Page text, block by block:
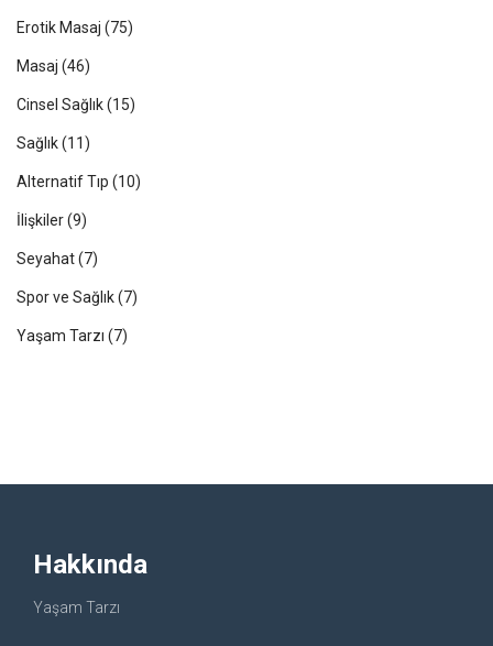
Erotik Masaj (75)
Masaj (46)
Cinsel Sağlık(15)
Sağlık(11)
Alternatif Tıp (10)
İlişkiler(9)
Seyahat(7)
Spor ve Sağlık(7)
Yaşam Tarzı (7)
Hakkında
Yaşam Tarzı